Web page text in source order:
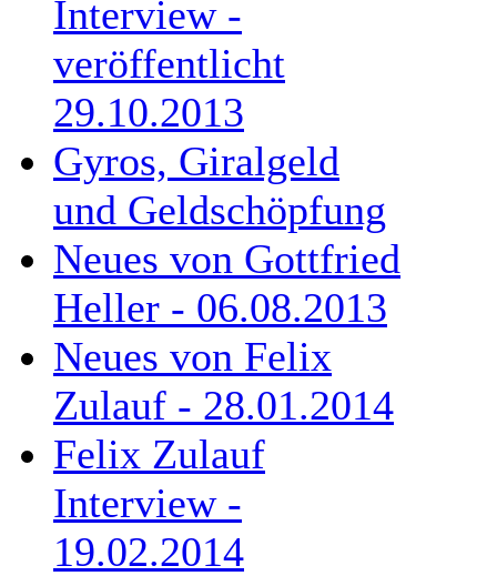
Interview -
veröffentlicht
29.10.2013
Gyros, Giralgeld
und Geldschöpfung
Neues von Gottfried
Heller - 06.08.2013
Neues von Felix
Zulauf - 28.01.2014
Felix Zulauf
Interview -
19.02.2014